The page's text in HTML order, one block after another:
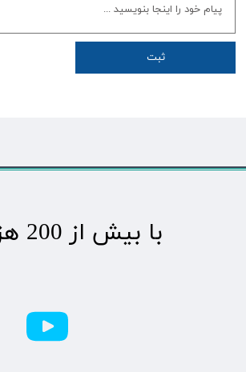
ثبت
​با بیش از 200 هزاردنبال کننده محبوب ترین رسانه مردمی شهر مهاباد​​​​​​​​​​​​​​